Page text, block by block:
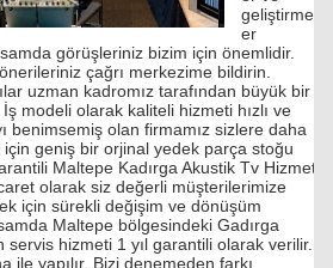
geliştirmel
er
görüşleriniz bizim için önemlidir.
çağrı merkezime bildirin.
uzman kadromız tarafından büyük bir
modeli olarak kaliteli hizmeti hızlı ve
benimsemiş olan firmamız sizlere daha
geniş bir orjinal yedek parça stoğu
Maltepe Kadırga Akustik Tv Hizmeti
olarak siz değerli müşterilerimize
için sürekli değişim ve dönüşüm
Maltepe bölgesindeki Gadırga
hizmeti 1 yıl garantili olarak verilir.
ile yapılır. Bizi denemeden farkı